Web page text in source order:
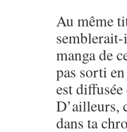
Au même
manga de
pas sorti
est
D’ailleurs,
dans ta